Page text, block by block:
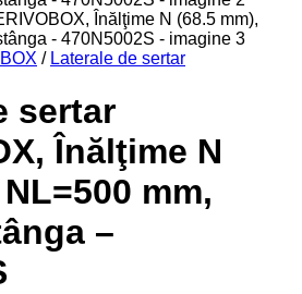
/ Laterale de sertar
sertar
Înălţime N
mm,
–